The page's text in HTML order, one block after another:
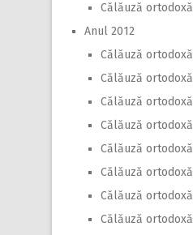
Călăuză
Anul 2012
Călăuză
Călăuză
Călăuză
Călăuză
Călăuză
Călăuză ortodoxă
Călăuză
Călăuză